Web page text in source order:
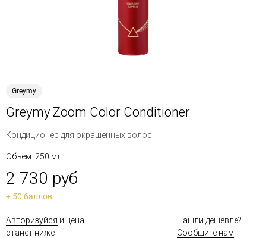
Greymy
Greymy Zoom Color Conditioner
Кондиционер для окрашенных волос
Объем: 250 мл
2 730 руб
+ 50 баллов
Авторизуйся и цена
станет ниже
Нашли дешевле?
Сообщите нам